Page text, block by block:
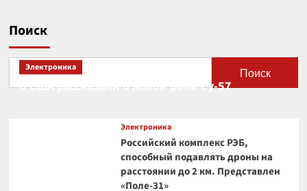
Поиск
Поиск
Электроника
В США рассказали о новой роли Су-57
Электроника
Российский комплекс РЭБ,
способный подавлять дроны на
расстоянии до 2 км. Представлен
«Поле-31»